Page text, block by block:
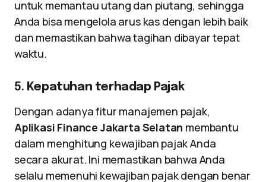
untuk memantau utang dan piutang, sehingga
Anda bisa mengelola arus kas dengan lebih baik
dan memastikan bahwa tagihan dibayar tepat
waktu.
5. Kepatuhan terhadap Pajak
Dengan adanya fitur manajemen pajak,
Aplikasi Finance Jakarta Selatan membantu
dalam menghitung kewajiban pajak Anda
secara akurat. Ini memastikan bahwa Anda
selalu memenuhi kewajiban pajak dengan benar